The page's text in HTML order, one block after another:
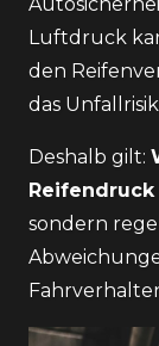
Luftdruck
den
das
Deshalb gilt:
sondern